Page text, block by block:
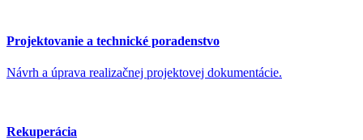
Projektovanie a technické poradenstvo
Návrh a úprava realizačnej projektovej dokumentácie.
Rekuperácia